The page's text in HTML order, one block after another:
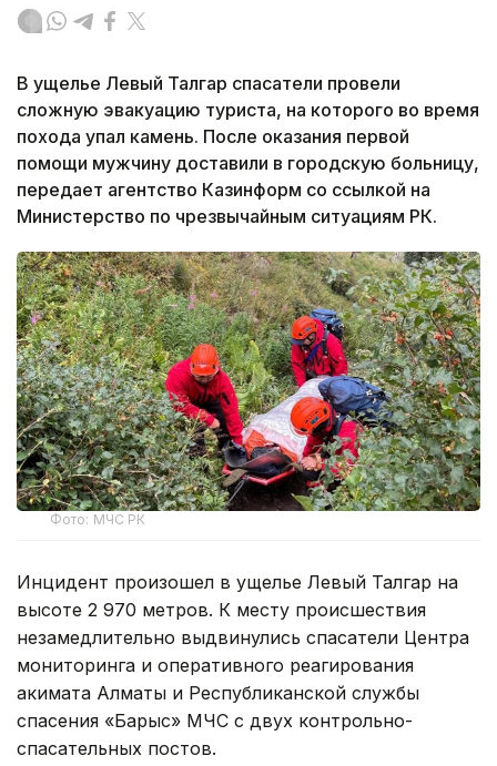
В ущелье Левый Талгар спасатели провели
сложную эвакуацию туриста, на которого во время
похода упал камень. После оказания первой
помощи мужчину доставили в городскую больницу,
передает агентство Казинформ со ссылкой на
Министерство по чрезвычайным ситуациям РК.
Фото: МЧС РК
Инцидент произошел в ущелье Левый Талгар на
высоте 2 970 метров. К месту происшествия
незамедлительно выдвинулись спасатели Центра
мониторинга и оперативного реагирования
акимата Алматы и Республиканской службы
спасения «Барыс» МЧС с двух контрольно-
спасательных постов.